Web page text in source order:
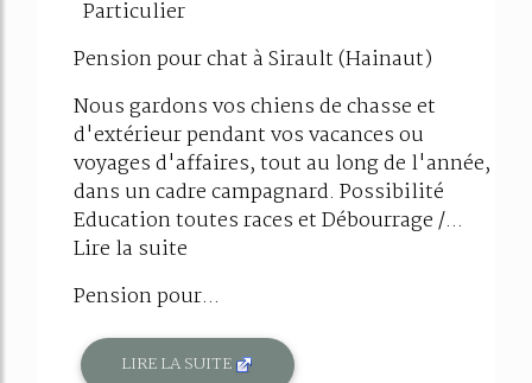
Particulier
Pension pour chat à Sirault (Hainaut)
Nous gardons vos chiens de chasse et
d'extérieur pendant vos vacances ou
voyages d'affaires, tout au long de l'année,
dans un cadre campagnard. Possibilité
Education toutes races et Débourrage /...
Lire la suite
Pension pour...
LIRE LA SUITE